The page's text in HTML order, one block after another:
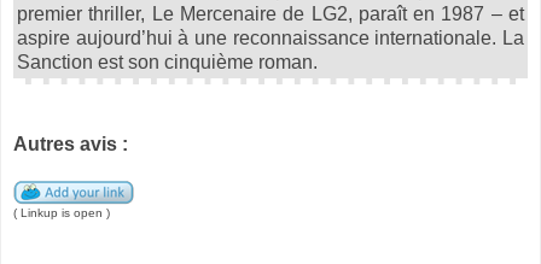
premier thriller, Le Mercenaire de LG2, paraît en 1987 – et
aspire aujourd’hui à une reconnaissance internationale. La
Sanction est son cinquième roman.
Autres avis :
( Linkup is open )